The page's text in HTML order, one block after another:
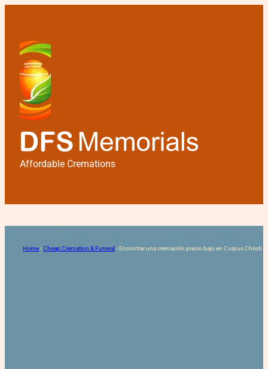
Affordable Cremations
Home›Cheap Cremation & Funeral › Encontrar una cremación precio bajo en Corpus Christi
Encontrar una cremación